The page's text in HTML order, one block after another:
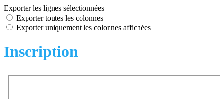
Exporter les lignes sélectionnées
Exporter toutes les colonnes
Exporter uniquement les colonnes affichées
Inscription